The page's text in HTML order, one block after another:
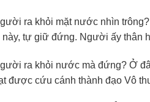
ra khỏi mặt nước nhìn
tự giữ đứng. Người ấy thân
ra khỏi nước mà đứng? Ở
được cứu cánh thành đạo Vô